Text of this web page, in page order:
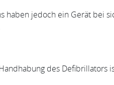
haben jedoch ein Gerät bei
des